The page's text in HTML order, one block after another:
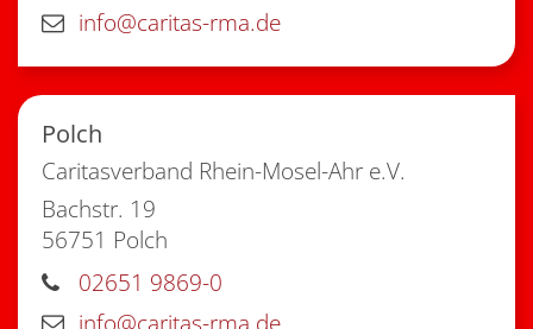
info@caritas-rma.de
Polch
Caritasverband Rhein-Mosel-Ahr e.V.
Bachstr. 19
56751 Polch
02651 9869-0